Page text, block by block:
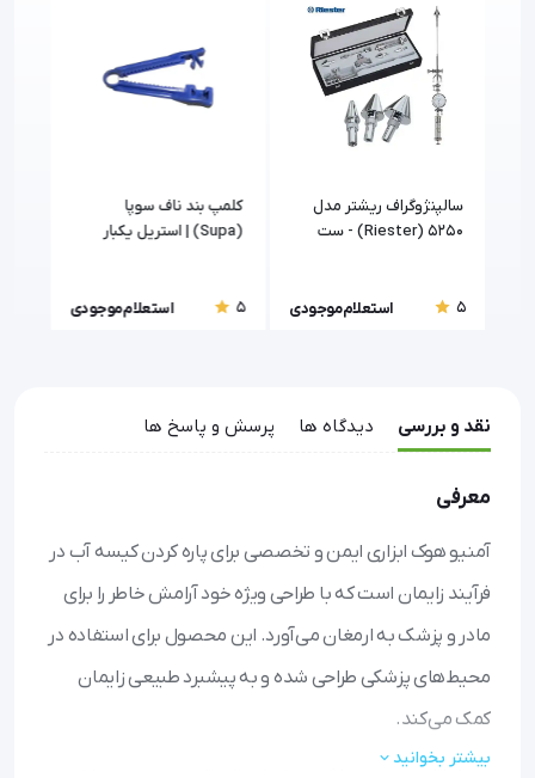
سالپنژوگراف ریشتر مدل
5250 (Riester) - ست
5 استعلام موجودی
کلمپ بند ناف سوپا
(Supa) | استریل یکبار
5 استعلام موجودی
نقد و بررسی دیدگاه ها پرسش و پاسخ ها
معرفی
آمنیو هوک ابزاری ایمن و تخصصی برای پاره کردن کیسه آب در
فرآیند زایمان است که با طراحی ویژه خود آرامش خاطر را برای
مادر و پزشک به ارمغان می‌آورد. این محصول برای استفاده در
محیط‌های پزشکی طراحی شده و به پیشبرد طبیعی زایمان
کمک می‌کند.
بیشتر بخوانید